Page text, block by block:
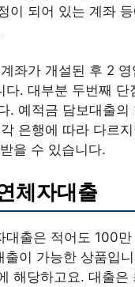
이 되어 있는 계좌
좌가 개설된 후 2
다. 대부분 두번째 단
. 예적금 담보대출의
은행에 따라 다르
을 수 있습니다.
체자대출
대출은 적어도 100만
출이 가능한 상품입
해당하고요. 대출은